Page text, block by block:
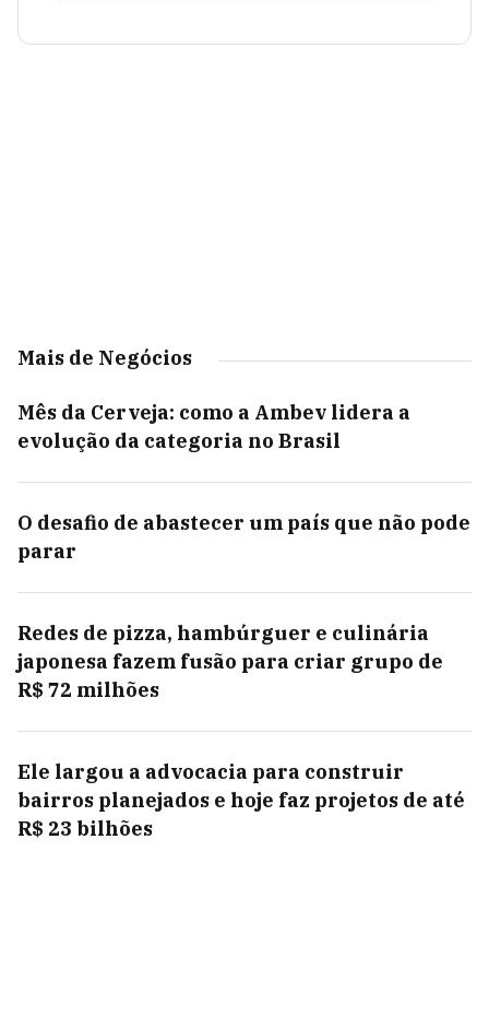
Mais de Negócios
Mês da Cerveja: como a Ambev lidera a
evolução da categoria no Brasil
O desafio de abastecer um país que não pode
parar
Redes de pizza, hambúrguer e culinária
japonesa fazem fusão para criar grupo de
R$ 72 milhões
Ele largou a advocacia para construir
bairros planejados e hoje faz projetos de até
R$ 23 bilhões